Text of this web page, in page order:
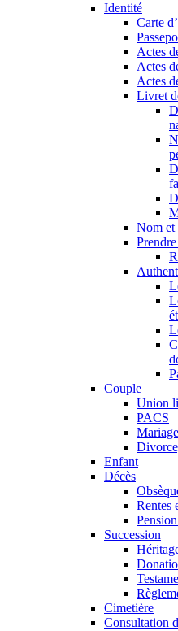
Identité
Carte
Actes
Actes
Actes
Livret
Nom et
Couple
Union
PACS
Mariage
Enfant
Décès
Rentes
Succession
Cimetière
Consultation